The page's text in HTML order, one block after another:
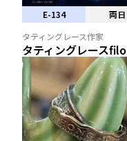
E-134
両日
タティングレース作家
タティングレースfilo